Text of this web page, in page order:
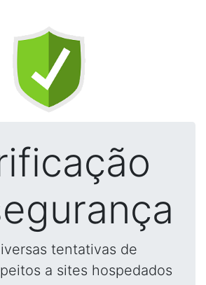
tentativas de
a sites hospedados